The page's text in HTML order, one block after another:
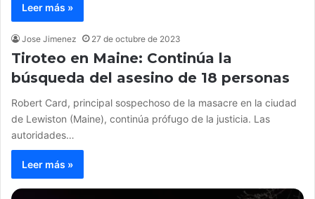
Leer más »
Jose Jimenez 27 de octubre de 2023
Tiroteo en Maine: Continúa la
búsqueda del asesino de 18 personas
Robert Card, principal sospechoso de la masacre en la ciudad
de Lewiston (Maine), continúa prófugo de la justicia. Las
autoridades…
Leer más »